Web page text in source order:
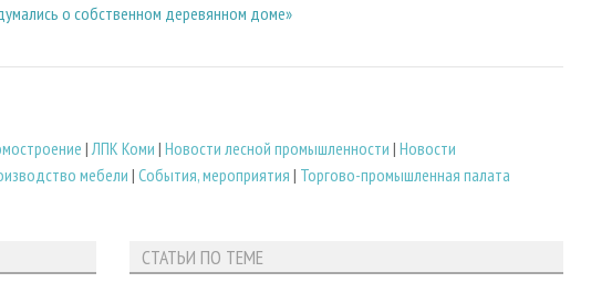
о собственном деревянном доме»
|ЛПК Коми | Новости лесной промышленности | Новости
мебели | События, мероприятия | Торгово-промышленная палата
СТАТЬИ ПО ТЕМЕ